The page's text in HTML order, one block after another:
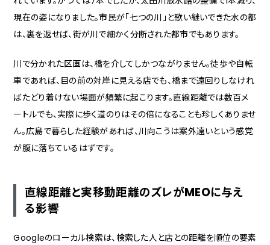
現在の姿になりました。市民が「七つの川」と歌い継いできた水の都
は、裏を返せば、街が川で細かく分断された都市でもあります。
川で分かれた区画は、橋を介してしかつながりません。徒歩や自転
車であれば、目の前の対岸に見える店でも、橋まで遠回りしなけれ
ばたどり着けない場面が頻繁に起こります。直線距離では数百メ
ートルでも、実際に歩く道のりはその倍になることも珍しくありませ
ん。広島で暮らした経験があれば、川向こうは案外遠いという感覚
が腹に落ちているはずです。
直線距離と実移動距離のズレがMEOに与え
る影響
Googleのローカル検索は、検索した人と店との距離を順位の要素